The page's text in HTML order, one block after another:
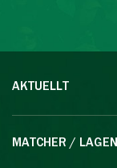
AKTUELLT
MATCHER / LAGEN